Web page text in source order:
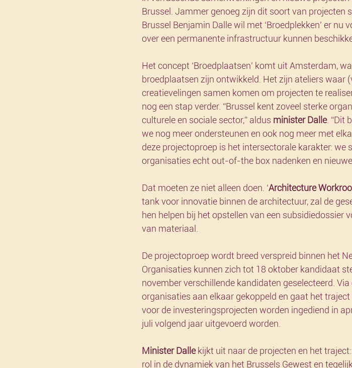
Brussel. Jammer genoeg zijn dit soort van projecten
Brussel Benjamin Dalle wil met ‘Broedplekken’ er
over een permanente infrastructuur kunnen
Het concept ‘Broedplaatsen’ komt uit Amsterdam,
broedplaatsen zijn ontwikkeld. Het zijn ateliers waar
creatievelingen samen komen om projecten te
nog een stap verder. “Brussel kent zoveel sterke
culturele en sociale sector,” aldus minister Dalle. “Dit
we nog meer ondersteunen en ook nog meer met
deze projectoproep is het intersectorale karakter: we
organisaties echt out-of-the box nadenken en
Dat moeten ze niet alleen doen. ‘Architecture
tank voor innovatie binnen de architectuur, zal de
hen helpen bij het opstellen van een subsidiedossier
van materiaal.
De projectoproep wordt breed verspreid binnen het
Organisaties kunnen zich tot 18 oktober kandidaat
november verschillende kandidaten geselecteerd.
organisaties aan elkaar gekoppeld en gaat het
voor de investeringsprojecten worden ingediend in
juli volgend jaar uitgevoerd worden.
Minister Dalle kijkt uit naar de projecten en het
rol in de dynamiek van het Brussels Gewest en